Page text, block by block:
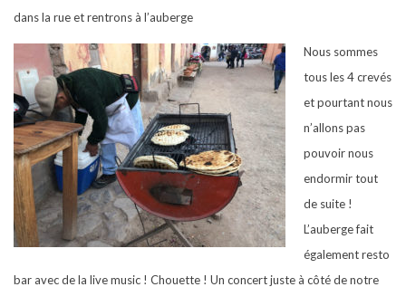
dans la rue et rentrons à l’auberge
Nous sommes
tous les 4 crevés
et pourtant nous
n’allons pas
pouvoir nous
endormir tout
de suite !
L’auberge fait
également resto
bar avec de la live music ! Chouette ! Un concert juste à côté de notre